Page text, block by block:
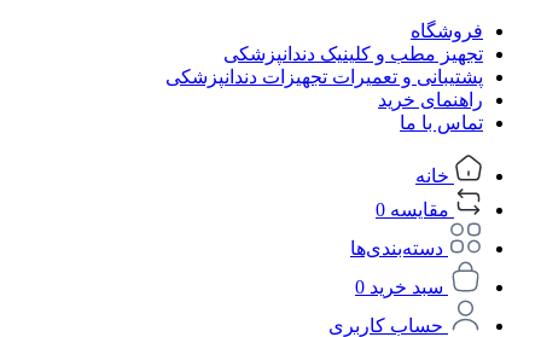
فروشگاه
تجهیز مطب و کلینیک دندانپزشکی
پشتیبانی و تعمیرات تجهیزات دندانپزشکی
راهنمای خرید
تماس با ما
خانه
مقایسه 0
دسته‌بندی‌ها
سبد خرید 0
حساب کاربری